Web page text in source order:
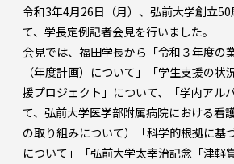
令和3年4月26日（月）、弘前大学創立
て、学長定例記者会見を行いました。
会見では、福田学長から「令和３年度の
（年度計画）について」「学生支援の状
援プロジェクト」について、「学内アル
て、弘前大学医学部附属病院における看
の取り組みについて）「科学的根拠に基
について」「弘前大学太宰治記念「津軽